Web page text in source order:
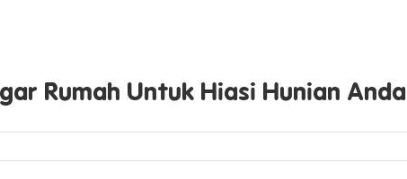
Rumah Untuk Hiasi Hunian Anda